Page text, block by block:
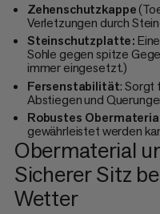
Zehenschutzkappe
Verletzungen durch
Steinschutzplatte:
Sohle gegen spitze
immer eingesetzt.)
Fersenstabilität: Sorgt
Abstiegen und
Robustes
gewährleistet werden
Obermaterial
Sicherer Sitz
Wetter